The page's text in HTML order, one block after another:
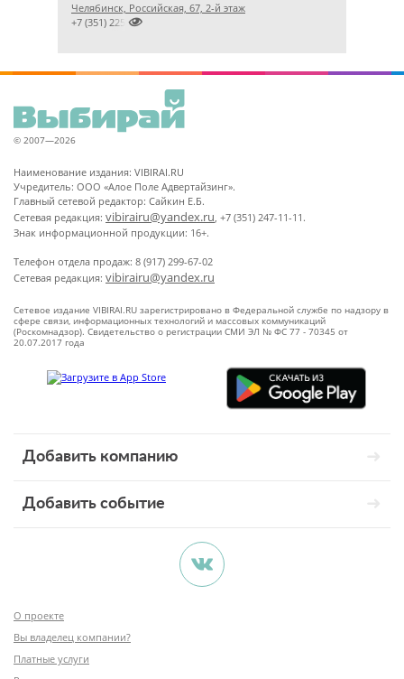
Челябинск, Российская, 67, 2-й этаж

+7 (351) 2256145
© 2007—2026
Наименование издания: VIBIRAI.RU
Учредитель: ООО «Алое Поле Адвертайзинг».
Главный сетевой редактор: Сайкин Е.Б.
Сетевая редакция: vibirairu@yandex.ru, +7 (351) 247-11-11.
Знак информационной продукции: 16+.
Телефон отдела продаж: 8 (917) 299-67-02
Сетевая редакция: vibirairu@yandex.ru
Сетевое издание VIBIRAI.RU зарегистрировано в Федеральной службе по надзору в
сфере связи, информационных технологий и массовых коммуникаций
(Роскомнадзор). Свидетельство о регистрации СМИ ЭЛ № ФС 77 - 70345 от
20.07.2017 года
Добавить компанию
Добавить событие
О проекте
Вы владелец компании?
Платные услуги